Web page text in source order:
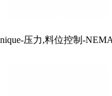
压力,料位控制-